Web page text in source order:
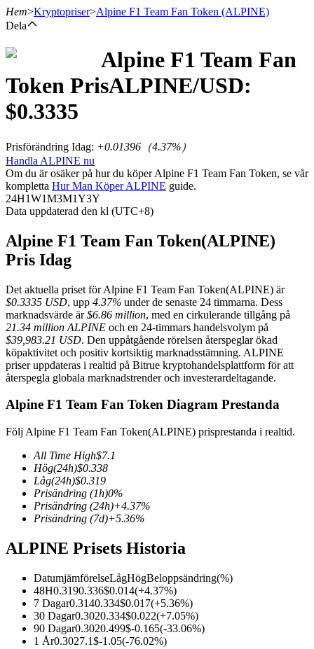
USDT Futures
Futures med USDT som säkerhet
COIN-M Futures
Futures för kryptovaluta
TradFi
Derivat för aktier, valuta, ädelmetaller och råvaror
USDC Futures
Futures med USDC som säkerhet
Hem>Kryptopriser>Alpine F1 Team Fan Token (ALPINE)
Dela
Alpine F1 Team Fan
Token PrisALPINE/USD:
$0.3335
Prisförändring Idag: +0.01396 （4.37%）
Handla ALPINE nu
Om du är osäker på hur du köper Alpine F1 Team Fan Token, se vår
kompletta Hur Man Köper ALPINE guide.
24H1W1M3M1Y3Y
Data uppdaterad den kl (UTC+8)
Alpine F1 Team Fan Token(ALPINE)
Pris Idag
Det aktuella priset för Alpine F1 Team Fan Token(ALPINE) är
$0.3335 USD, upp 4.37% under de senaste 24 timmarna. Dess
marknadsvärde är$6.86 million, med en cirkulerande tillgång på
21.34 million ALPINE och en 24-timmars handelsvolym på
$39,983.21 USD. Den uppåtgående rörelsen återspeglar ökad
köpaktivitet och positiv kortsiktig marknadsstämning. ALPINE
priser uppdateras i realtid på Bitrue kryptohandelsplattform för att
återspegla globala marknadstrender och investerardeltagande.
Alpine F1 Team Fan Token Diagram Prestanda
Följ Alpine F1 Team Fan Token(ALPINE) prisprestanda i realtid.
All Time High$7.1
Hög(24h)$0.338
Låg(24h)$0.319
Prisändring (1h)0%
Prisändring (24h)+4.37%
Prisändring (7d)+5.36%
ALPINE Prisets Historia
DatumjämförelseLågHögBeloppsändring(%)
48H0.3190.336$0.014(+4.37%)
7 Dagar0.3140.334$0.017(+5.36%)
30 Dagar0.3020.334$0.022(+7.05%)
90 Dagar0.3020.499$-0.165(-33.06%)
1 År0.3027.1$-1.05(-76.02%)